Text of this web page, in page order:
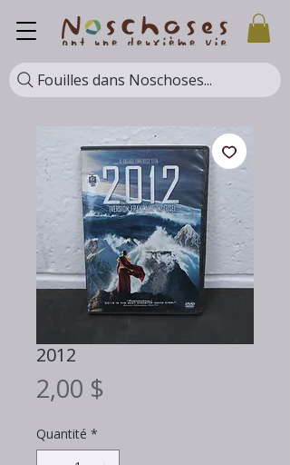
Fouilles dans Noschoses...
2012
2,00 $
Quantité *